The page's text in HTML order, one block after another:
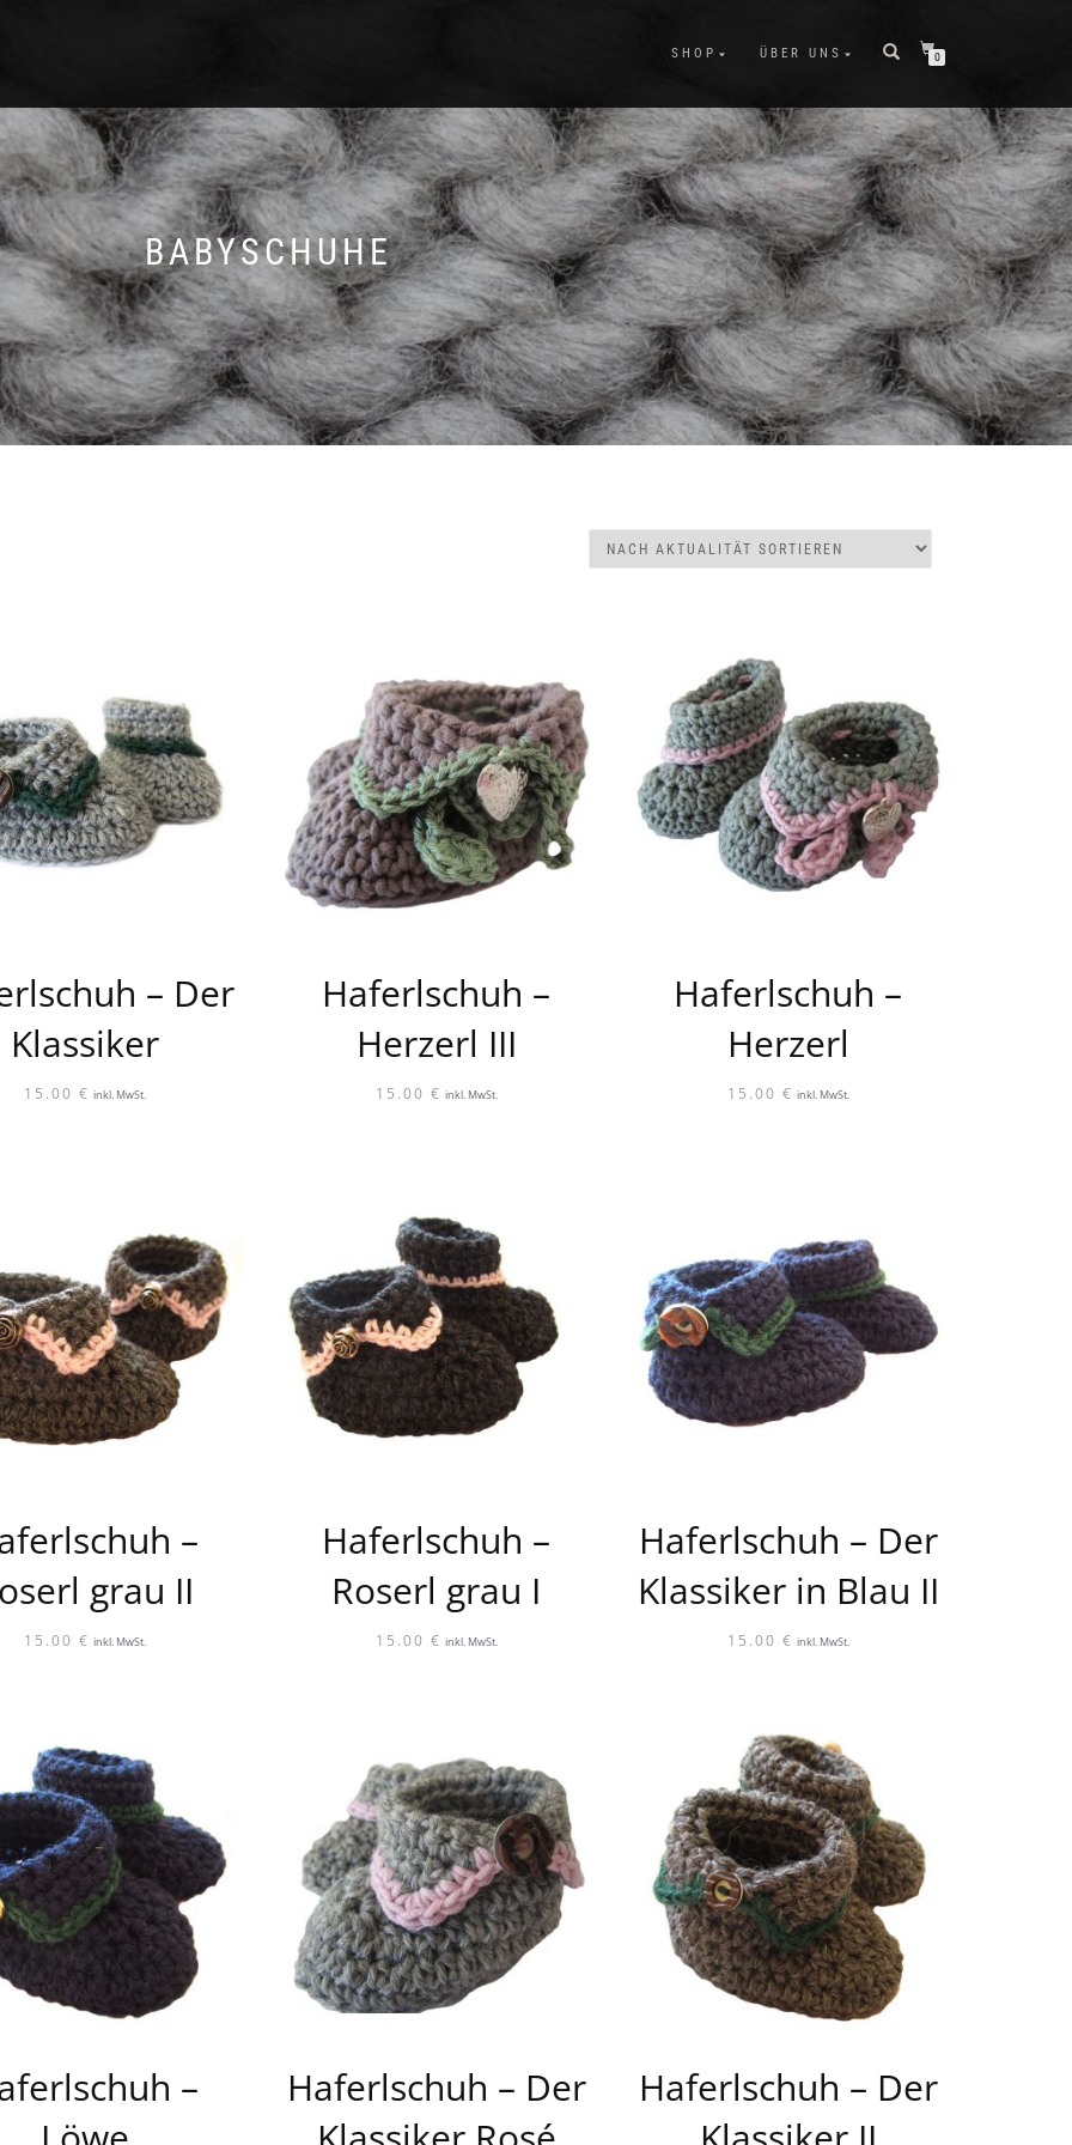
SHOP ÜBER UNS 0
BABYSCHUHE
– Der
Klassiker
15.00 € inkl. MwSt.
Haferlschuh –
Herzerl III
15.00 € inkl. MwSt.
Haferlschuh –
Herzerl
15.00 € inkl. MwSt.
–
grau II
15.00 € inkl. MwSt.
Haferlschuh –
Roserl grau I
15.00 € inkl. MwSt.
Haferlschuh – Der
Klassiker in Blau II
15.00 € inkl. MwSt.
–
Haferlschuh – Der
Haferlschuh – Der